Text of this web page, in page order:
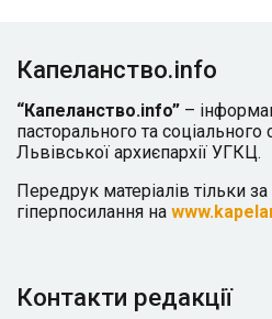
Капеланство.info
“Капеланство.info” –
пасторального та соціального
Львівської архиєпархії УГКЦ.
Передрук матеріалів тільки за
гіперпосилання на
Контакти редакції